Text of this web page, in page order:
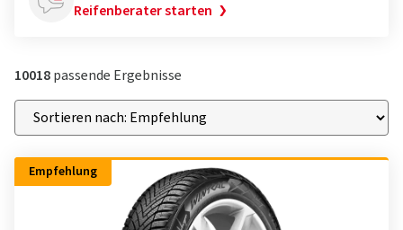
Reifenberater starten
10018passende Ergebnisse
Empfehlung